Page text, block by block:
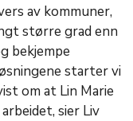
av kommuner,
større grad enn
bekjempe
starter vi
om at Lin Marie
sier Liv